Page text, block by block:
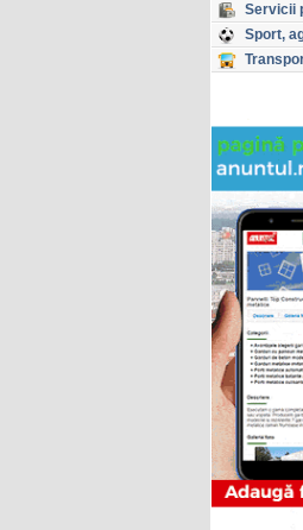
Servicii
Sport,